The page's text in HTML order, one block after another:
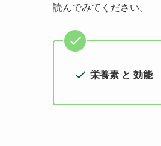
読んでみてください。
栄養素 と 効能